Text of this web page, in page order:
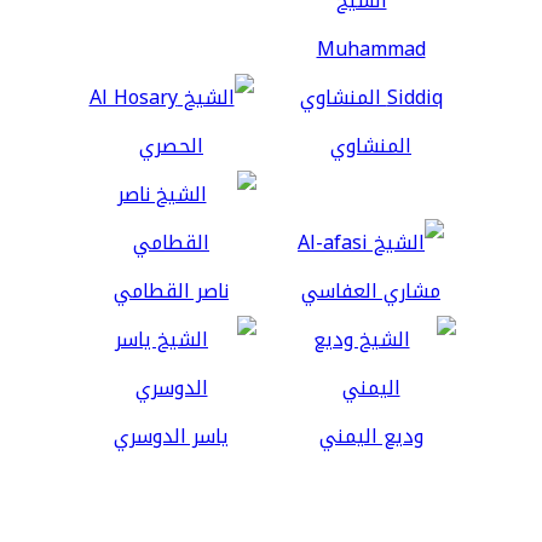
المنشاوي الحصري
مشاري العفاسي ناصر القطامي
وديع اليمني ياسر الدوسري